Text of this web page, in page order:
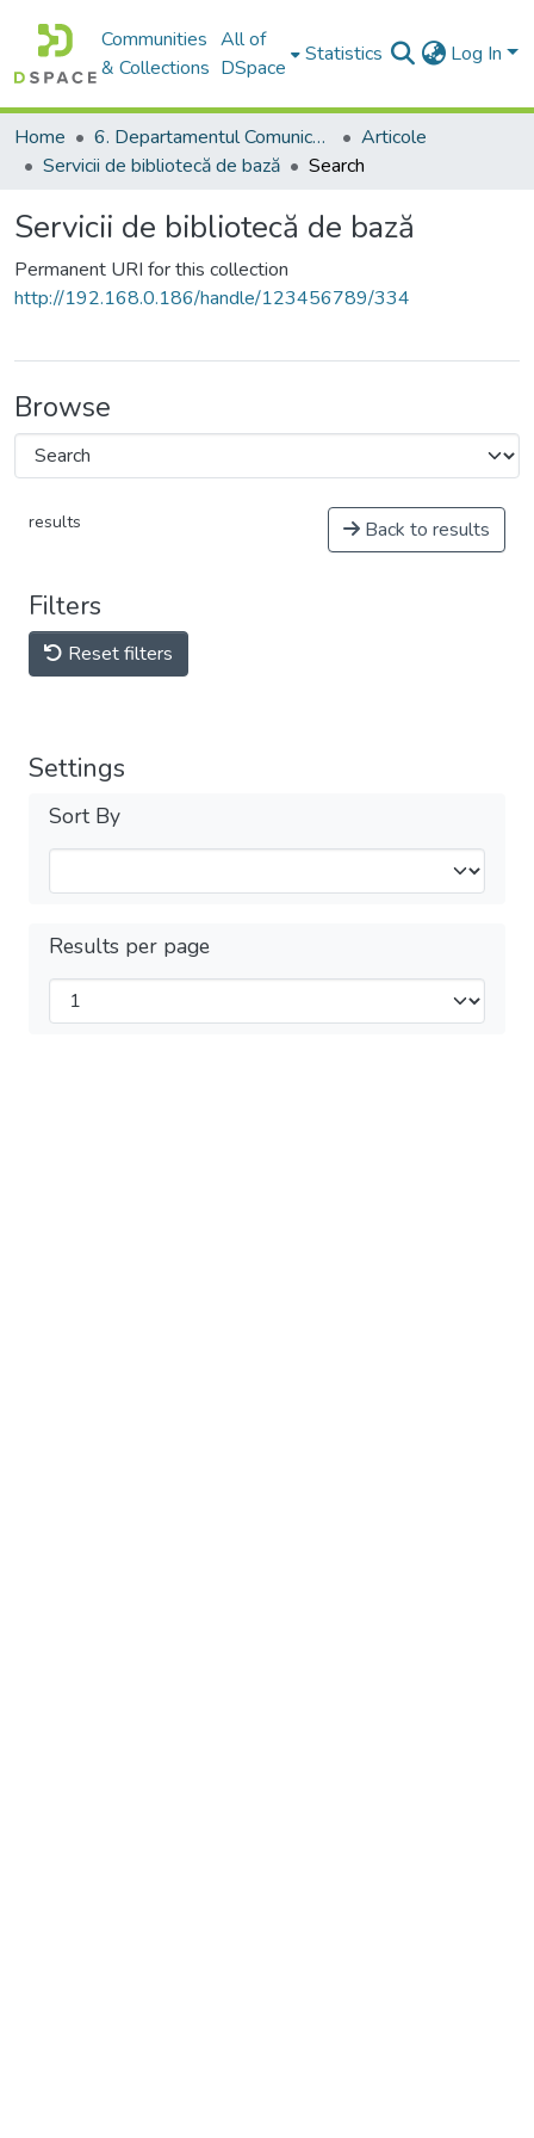
Communities
& Collections
All of
DSpace
Statistics Log In
Home 6. Departamentul Comunicare și Teoria Informării, USM
Articole
Servicii de bibliotecă de bază
Search
Servicii de bibliotecă de bază
Permanent URI for this collection
http://192.168.0.186/handle/123456789/334
Browse
results Back to results
Filters
Reset filters
Settings
Sort By
Results per page